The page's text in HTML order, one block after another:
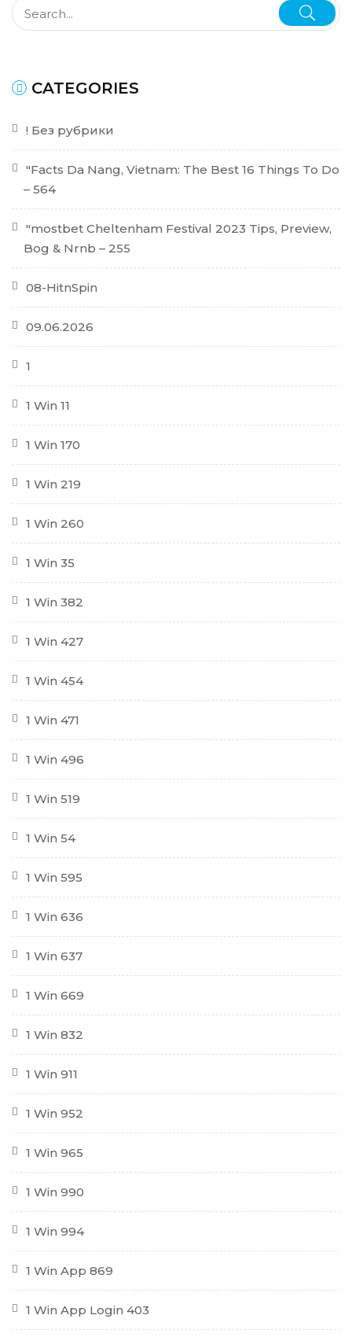
CATEGORIES
! Без рубрики
"Facts Da Nang, Vietnam: The Best 16 Things To Do
– 564
"mostbet Cheltenham Festival 2023 Tips, Preview,
Bog & Nrnb – 255
08-HitnSpin
09.06.2026
1
1 Win 11
1 Win 170
1 Win 219
1 Win 260
1 Win 35
1 Win 382
1 Win 427
1 Win 454
1 Win 471
1 Win 496
1 Win 519
1 Win 54
1 Win 595
1 Win 636
1 Win 637
1 Win 669
1 Win 832
1 Win 911
1 Win 952
1 Win 965
1 Win 990
1 Win 994
1 Win App 869
1 Win App Login 403